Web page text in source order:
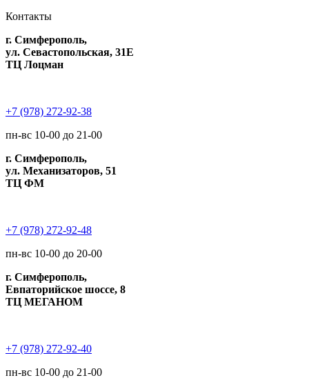
Контакты
г. Симферополь,
ул. Севастопольская, 31Е
ТЦ Лоцман
+7 (978) 272-92-38
пн-вс 10-00 до 21-00
г. Симферополь,
ул. Механизаторов, 51
ТЦ ФМ
+7 (978) 272-92-48
пн-вс 10-00 до 20-00
г. Симферополь,
Евпаторийское шоссе, 8
ТЦ МЕГАНОМ
+7 (978) 272-92-40
пн-вс 10-00 до 21-00